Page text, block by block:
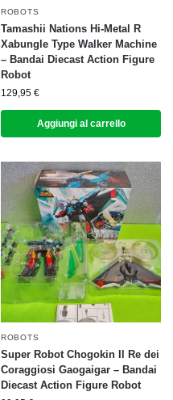
ROBOTS
Tamashii Nations Hi-Metal R
Xabungle Type Walker Machine
– Bandai Diecast Action Figure
Robot
129,95 €
Aggiungi al carrello
ROBOTS
Super Robot Chogokin Il Re dei
Coraggiosi Gaogaigar – Bandai
Diecast Action Figure Robot